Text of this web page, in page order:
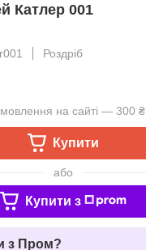
Катлер 001
Роздріб
на сайті — 300 ₴
Купити
або
Купити з
з Пром?